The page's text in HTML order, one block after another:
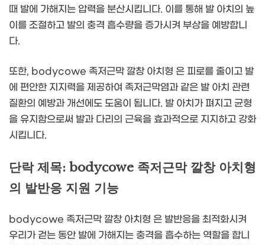
때 발에 가해지는 압력을 분산시킵니다. 이를 통해 발 아치의 높
이를 조절하고 발의 충격 흡수량을 증가시켜 부상을 예방합니
다.
또한, bodycowe 족저근막 깔창 아치형 은 피로를 줄이고 발
에 편안한 지지력을 제공하여 족저근막염과 같은 발 아치 관련
질환의 예방과 개선에도 도움이 됩니다. 발 아치가 펴지고 균형
을 유지함으로써 발과 다리의 근육을 효과적으로 지지하고 강화
시킵니다.
단락 제목: bodycowe 족저근막 깔창 아치형
의 발반응 지원 기능
bodycowe 족저근막 깔창 아치형 은 발반응을 최적화시켜
우리가 걷는 동안 발에 가해지는 충격을 흡수하는 역할을 합니